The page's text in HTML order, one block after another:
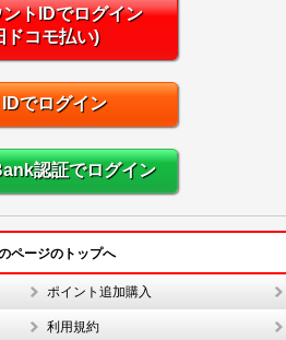
トIDでログイン
ドコモ払い)
でログイン
認証でログイン
ページのトップへ
ポイント追加購入
利用規約